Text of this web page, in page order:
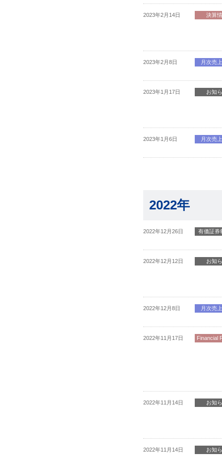
2023年2月14日 決算
2023年2月8日 月次売
2023年1月17日 お知
2023年1月6日 月次売
2022年
2022年12月26日 有価証券
2022年12月12日 お知
2022年12月8日 月次売
2022年11月17日 Financial
2022年11月14日 お知
2022年11月14日 お知